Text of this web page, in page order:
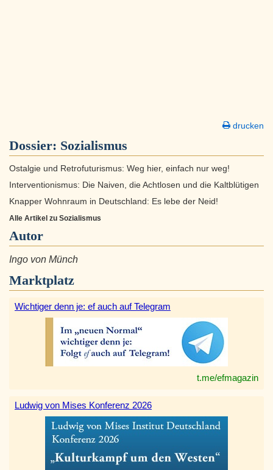
drucken
Dossier: Sozialismus
Ostalgie und Retrofuturismus: Weg hier, einfach nur weg!
Interventionismus: Die Naiven, die Achtlosen und die Kaltblütigen
Knapper Wohnraum in Deutschland: Es lebe der Neid!
Alle Artikel zu Sozialismus
Autor
Ingo von Münch
Marktplatz
Wichtiger denn je: ef auch auf Telegram
t.me/efmagazin
Ludwig von Mises Konferenz 2026